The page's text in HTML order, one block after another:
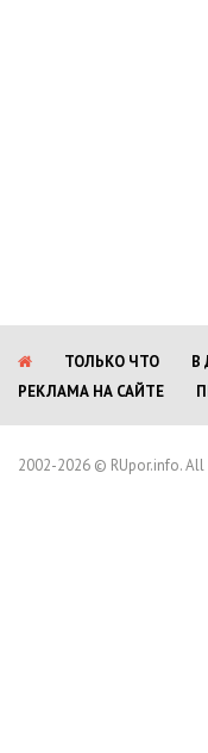
ТОЛЬКО ЧТО В
РЕКЛАМА НА САЙТЕ
2002-2026 © RUpor.info. All